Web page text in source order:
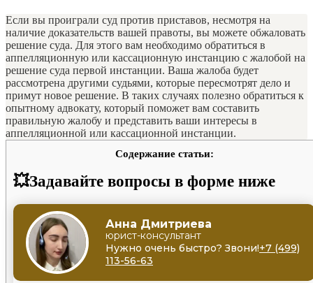
Если вы проиграли суд против приставов, несмотря на
наличие доказательств вашей правоты, вы можете обжаловать
решение суда. Для этого вам необходимо обратиться в
аппелляционную или кассационную инстанцию с жалобой на
решение суда первой инстанции. Ваша жалоба будет
рассмотрена другими судьями, которые пересмотрят дело и
примут новое решение. В таких случаях полезно обратиться к
опытному адвокату, который поможет вам составить
правильную жалобу и представить ваши интересы в
аппелляционной или кассационной инстанции.
Содержание статьи:
💥Задавайте вопросы в форме ниже